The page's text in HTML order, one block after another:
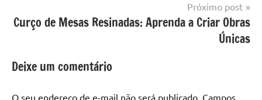
Mesa
epoxi
Próximo post
Curço de Mesas Resinadas: Aprenda a Criar Obras
Únicas
Deixe um comentário
O seu endereço de e-mail não será publicado. Campos